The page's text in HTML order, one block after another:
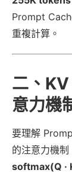
Prompt
重複計算。
二、
意力機
要理解
的注意力機制
softmax(Q ·